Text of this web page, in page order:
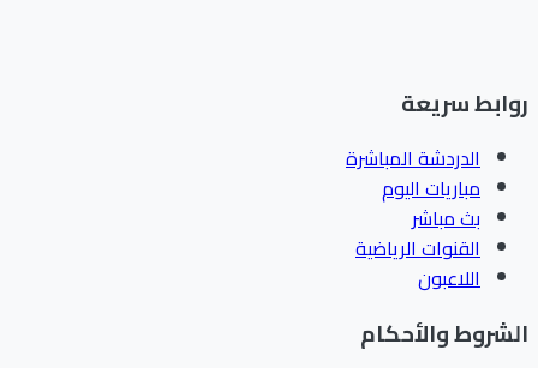
سريعة
الدردشة المباشرة
مباريات اليوم
بث مباشر
القنوات الرياضية
اللاعبون
والأحكام